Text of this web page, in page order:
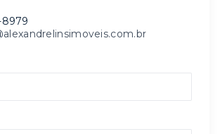
8979